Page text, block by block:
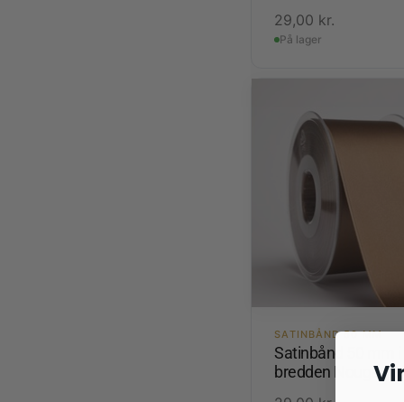
29,00 kr.
På lager
SATINBÅND 50 MM
Satinbånd 50 mm i
bredden Nougat